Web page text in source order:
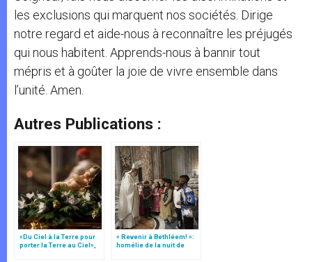
les exclusions qui marquent nos sociétés. Dirige
notre regard et aide-nous à reconnaître les préjugés
qui nous habitent. Apprends-nous à bannir tout
mépris et à goûter la joie de vivre ensemble dans
l’unité. Amen.
Autres Publications :
«Du Ciel à la Terre pour
porter la Terre au Ciel»,
« Revenir à Bethléem! »:
homélie de la nuit de
Noël (texte complet)